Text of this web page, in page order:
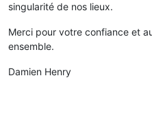
singularité de nos lieux.
Merci pour votre confiance et
ensemble.
Damien Henry